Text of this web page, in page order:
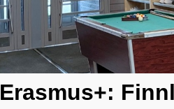
Erasmus+: